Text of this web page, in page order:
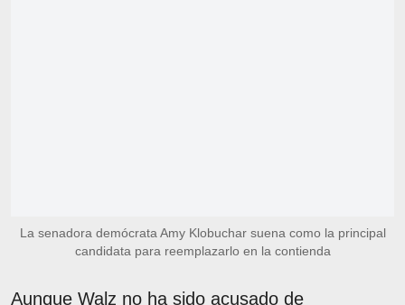
La senadora demócrata Amy Klobuchar suena como la principal
candidata para reemplazarlo en la contienda
Aunque Walz no ha sido acusado de